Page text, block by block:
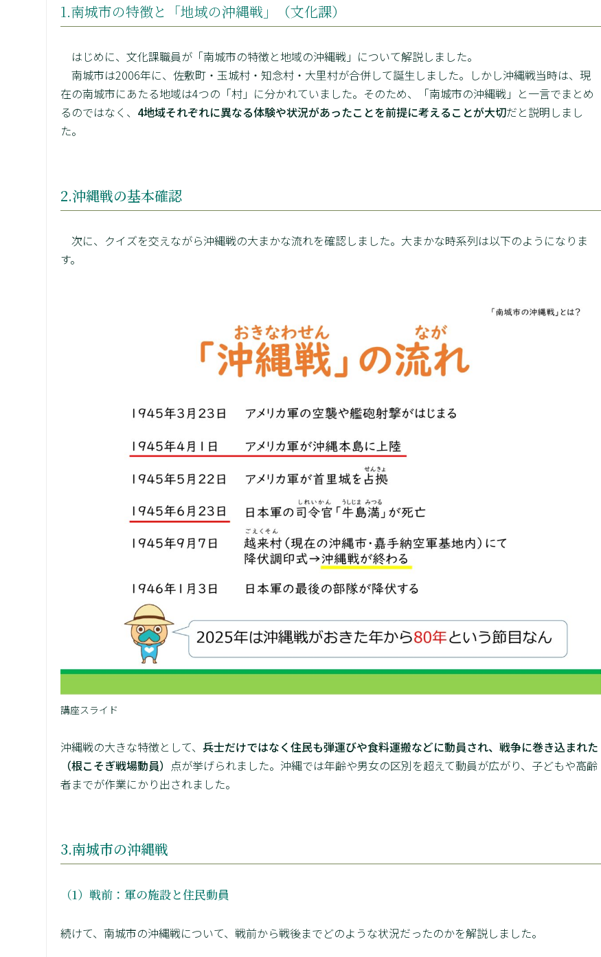
1.南城市の特徴と「地域の沖縄戦」（文化課）
はじめに、文化課職員が「南城市の特徴と地域の沖縄戦」について解説しました。
南城市は2006年に、佐敷町・玉城村・知念村・大里村が合併して誕生しました。しかし沖縄戦当時は、現
在の南城市にあたる地域は4つの「村」に分かれていました。そのため、「南城市の沖縄戦」と一言でまとめ
るのではなく、 4地域それぞれに異なる体験や状況があったことを前提に考えることが大切だと説明しまし
た。
2.沖縄戦の基本確認
次に、クイズを交えながら沖縄戦の大まかな流れを確認しました。大まかな時系列は以下のようになりま
す。
講座スライド
沖縄戦の大きな特徴として、兵士だけではなく住民も弾運びや食料運搬などに動員され、戦争に巻き込まれた
（根こそぎ戦場動員） 点が挙げられました。沖縄では年齢や男女の区別を超えて動員が広がり、子どもや高齢
者までが作業にかり出されました。
3.南城市の沖縄戦
（1）戦前：軍の施設と住民動員
続けて、南城市の沖縄戦について、戦前から戦後までどのような状況だったのかを解説しました。